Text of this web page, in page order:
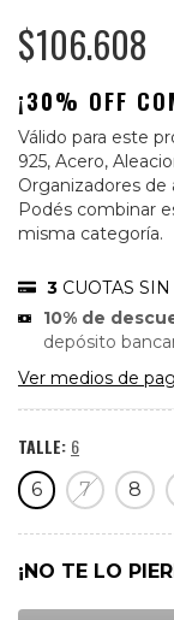
$106.608
¡30% OFF
Válido para este
925, Acero,
Organizadores de
Podés combinar
misma categoría.
3 CUOTAS
10% de
depósito
Ver medios de
TALLE: 6
6 7 8
¡NO TE LO